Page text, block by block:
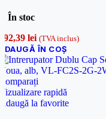
În stoc
lei (TVA inclus)
ÎN COȘ
rapidă
la favorite